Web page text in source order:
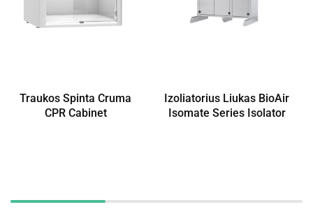
Traukos Spinta Cruma
CPR Cabinet
Izoliatorius Liukas BioAir
Isomate Series Isolator